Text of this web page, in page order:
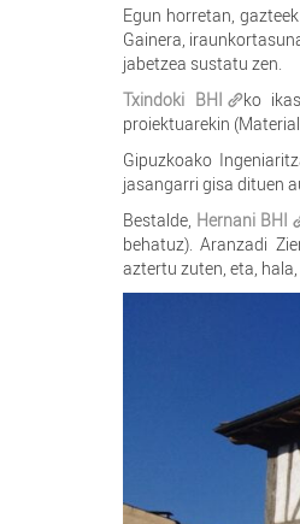
Egun horretan,
Gainera,
jabetzea sustatu zen.
Txindoki BHI
ko
proiektuarekin
Gipuzkoako
jasangarri gisa dituen
Bestalde, Hernani BHI
behatuz). Aranzadi
aztertu zuten, eta,